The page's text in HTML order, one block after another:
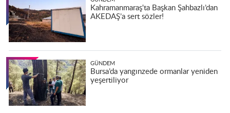
Kahramanmaraş'ta Başkan Şahbazlı’dan
AKEDAŞ’a sert sözler!
GÜNDEM
Bursa’da yangınzede ormanlar yeniden
yeşertiliyor